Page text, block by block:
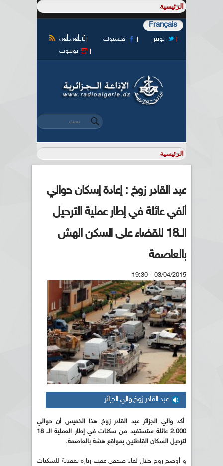
Français
آر أس أس فيسبوك
تويتر
يوتيوب
استمارة البحث
‏بحث ‏
عبد القادر زوخ : إعادة إسكان حوالي
ألفي عائلة في إطار عملية الترحيل
الــ18 للقضاء على السكن الهش
بالعاصمة
03/04/2015 - 19:30
عبد القادر زوخ والي الجزائر
أكد والي الجزائر عبد القادر زوخ هذا الخميس أن حوالي
2.000 عائلة ستستفيد من سكنات في إطار العملية الــ 18
لترحيل السكان القاطنين بمواقع هشة بالعاصمة.
و أوضح زوخ خلال لقاء صحفي عقب زيارة تفقدية للسكنات